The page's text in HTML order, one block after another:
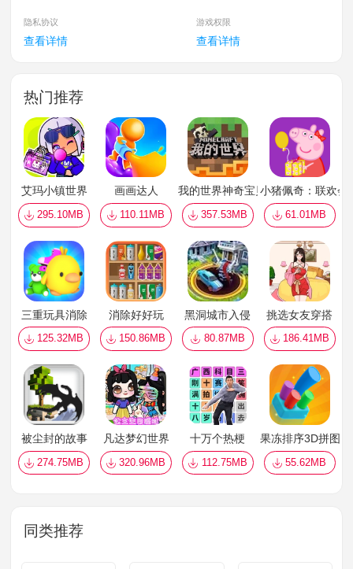
隐私协议 游戏权限
查看详情 查看详情
热门推荐
艾玛小镇世界
295.10MB
画画达人
110.11MB
我的世界神奇宝贝
357.53MB
小猪佩奇：联欢会
61.01MB
三重玩具消除
125.32MB
消除好好玩
150.86MB
黑洞城市入侵
80.87MB
挑选女友穿搭
186.41MB
被尘封的故事
274.75MB
凡达梦幻世界
320.96MB
十万个热梗
112.75MB
果冻排序3D拼图
55.62MB
同类推荐